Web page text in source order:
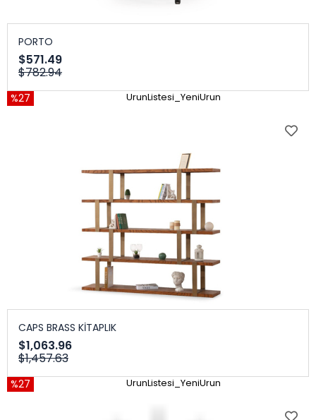
PORTO
$571.49
$782.94
%27 UrunListesi_YeniUrun
CAPS BRASS KİTAPLIK
$1,063.96
$1,457.63
%27 UrunListesi_YeniUrun